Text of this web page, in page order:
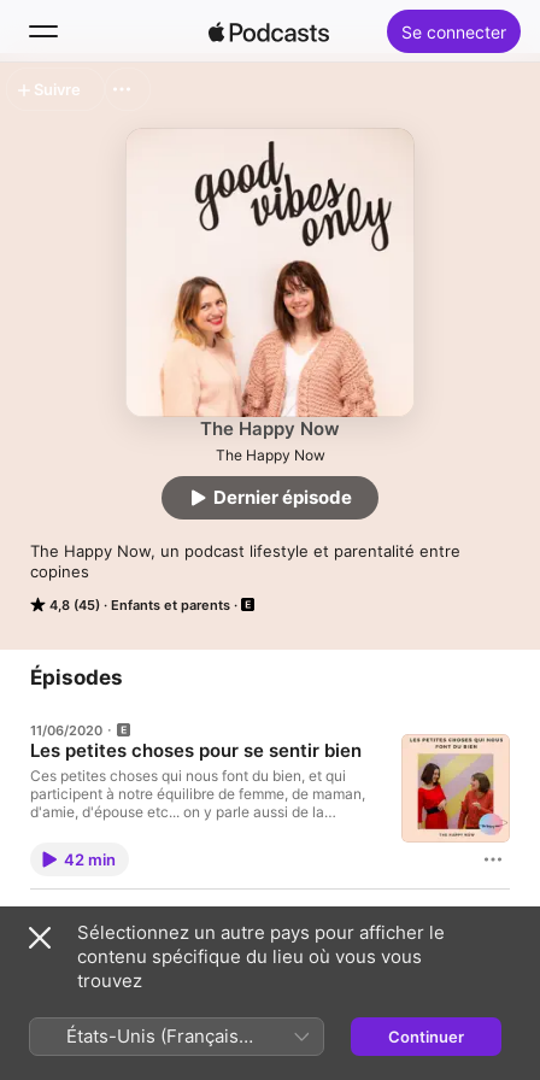
Se connecter
The Happy Now
The Happy Now
4,8 (45) Enfants et parents
The Happy Now, un podcast lifestyle et parentalité entre
copines
Dernier épisode
Suivre
Épisodes
11/06/2020
Les petites choses pour se sentir bien
Ces petites choses qui nous font du bien, et qui
participent à notre équilibre de femme, de maman,
d'amie, d'épouse etc... on y parle aussi de la
42 min
Doit on renoncer à sortir quand on
devient parent ?
Doit on renoncer à sortir quand on devient parent?
ses enfants. Nous discutons aujourd'hui de ce sujet
dans le podcast The Happy Now. Evidemment il n'y
a pas de bonne réponse, nous parlons ici de la façon
31 min
Sélectionnez un autre pays pour afficher le
contenu spécifique du lieu où vous vous
trouvez
États-Unis (Français
France)
Continuer